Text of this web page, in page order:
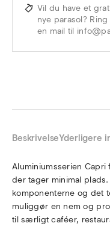
Vil du have et
nye parasol?
en mail til
BeskrivelseYderligere
Aluminiumsserien
der tager minimal
komponenterne og det
muliggør en nem og
til særligt caféer,